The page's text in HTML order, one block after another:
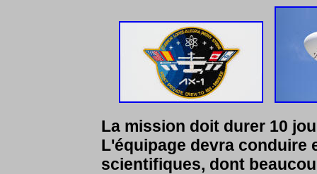
La mission doit durer 10
L'équipage devra conduire
scientifiques, dont